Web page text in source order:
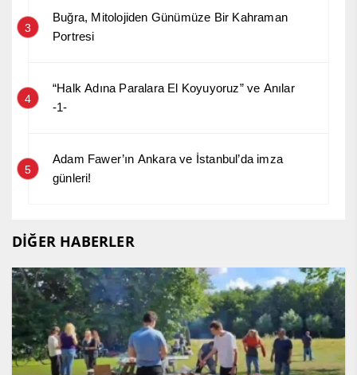
3
Buğra, Mitolojiden Günümüze Bir Kahraman
Portresi
4
“Halk Adına Paralara El Koyuyoruz” ve Anılar
-1-
5
Adam Fawer’ın Ankara ve İstanbul’da imza
günleri!
DİĞER HABERLER